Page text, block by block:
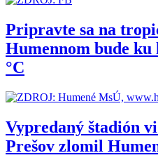
Pripravte sa na
Humennom bude ku
°C
Vypredaný štadión
Prešov zlomil